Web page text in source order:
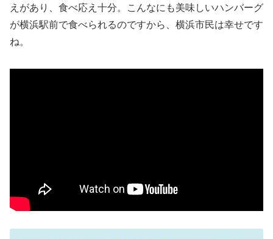
えがあり、食べ応え十分。こんなにも美味しいハンバーグ
が横浜駅前で食べられるのですから、横浜市民は幸せです
ね。